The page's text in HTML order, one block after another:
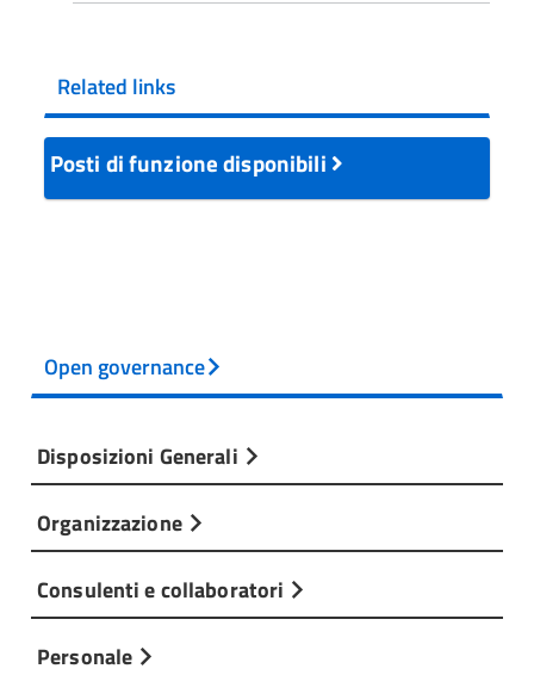
Related links
Posti di funzione disponibili
Open governance
Disposizioni Generali
Organizzazione
Consulenti e collaboratori
Personale